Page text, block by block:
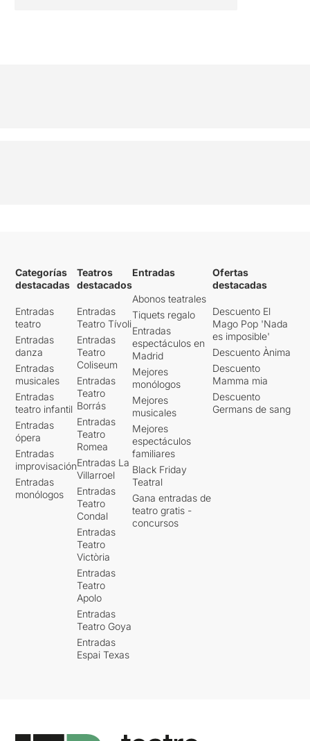
Categorías
destacadas
Entradas
teatro
Entradas
danza
Entradas
musicales
Entradas
teatro infantil
Entradas
ópera
Entradas
improvisación
Entradas
monólogos
Teatros
destacados
Entradas
Teatro Tívoli
Entradas
Teatro
Coliseum
Entradas
Teatro
Borrás
Entradas
Teatro
Romea
Entradas La
Villarroel
Entradas
Teatro
Condal
Entradas
Teatro
Victòria
Entradas
Teatro
Apolo
Entradas
Teatro Goya
Entradas
Espai Texas
Entradas
Abonos teatrales
Tiquets regalo
Entradas
espectáculos en
Madrid
Mejores
monólogos
Mejores
musicales
Mejores
espectáculos
familiares
Black Friday
Teatral
Gana entradas de
teatro gratis -
concursos
Ofertas
destacadas
Descuento El
Mago Pop 'Nada
es imposible'
Descuento Ànima
Descuento
Mamma mia
Descuento
Germans de sang